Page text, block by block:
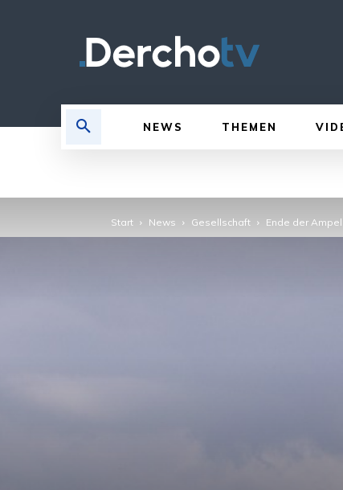
NEWS THEMEN
Start News Gesellschaft Ende der